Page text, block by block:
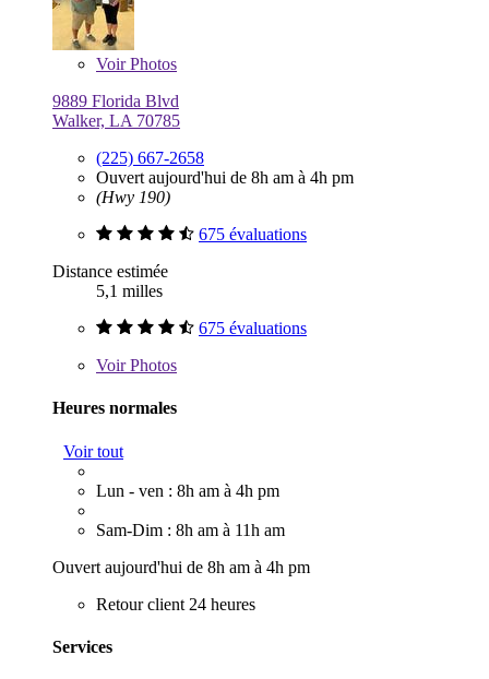
VoirPhotos
9889 Florida Blvd
Walker, LA 70785
(225) 667-2658
Ouvert aujourd'hui de 8h am à 4h pm
(Hwy 190)
675 évaluations
Distance estimée
5,1 milles
675 évaluations
VoirPhotos
Heures normales
Voir tout
Lun - ven : 8h am à 4h pm
Sam-Dim : 8h am à 11h am
Ouvert aujourd'hui de 8h am à 4h pm
Retour client 24 heures
Services